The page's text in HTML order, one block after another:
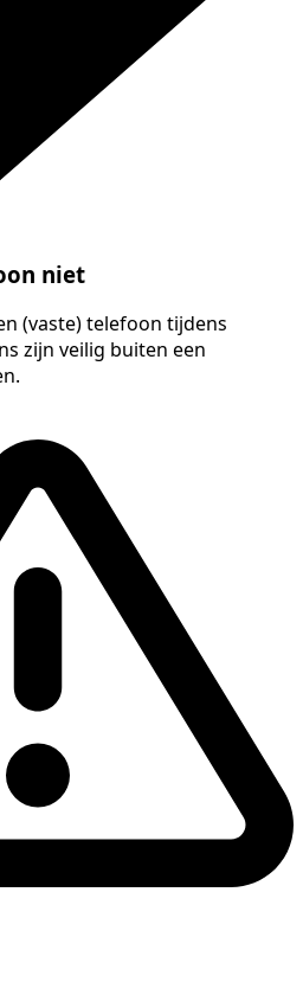
niet
(vaste) telefoon tijdens
zijn veilig buiten een